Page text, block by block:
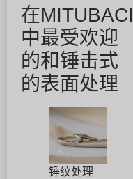
在MITUBACI
中最受欢迎
的和锤击式
的表面处理
锤纹处理